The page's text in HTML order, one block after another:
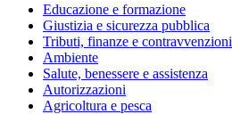
Educazione e formazione
Giustizia e sicurezza pubblica
Tributi, finanze e contravvenzioni
Ambiente
Salute, benessere e assistenza
Autorizzazioni
Agricoltura e pesca